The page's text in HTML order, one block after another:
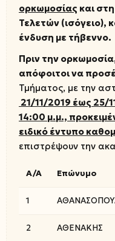
ορκωμοσίας και
Τελετών (ισόγειο),
ένδυση με τήβεννο.
Πριν την
απόφοιτοι να
Τμήματος, με την
21/11/2019 έως 25/
14:00 μ.μ.,
ειδικό έντυπο
επιστρέψουν την
A/A Επώνυμο
1
2 ΑΘΕΝΑΚΗΣ